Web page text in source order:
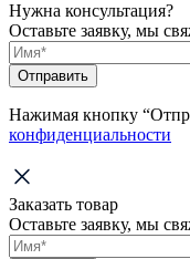
Нужна консультация?
Оставьте заявку, мы
Отправить
Нажимая кнопку
конфиденциальности
Заказать товар
Оставьте заявку, мы